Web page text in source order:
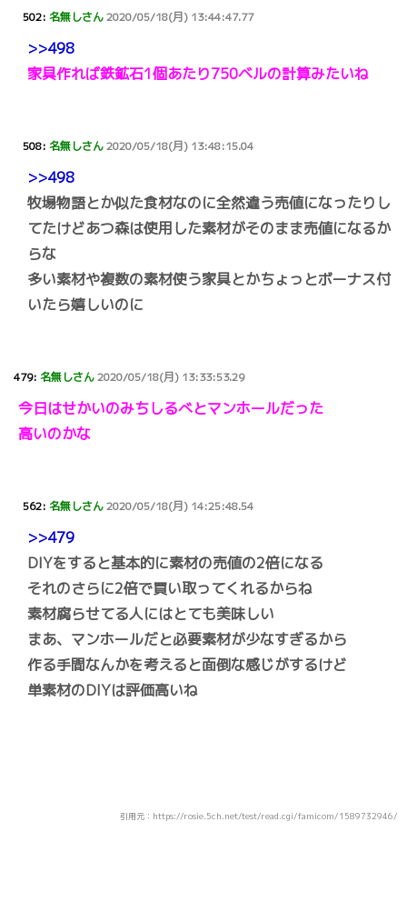
502: 名無しさん2020/05/18(月) 13:44:47.77
>>498
家具作れば鉄鉱石1個あたり750ベルの計算みたいね
508: 名無しさん2020/05/18(月) 13:48:15.04
>>498
牧場物語とか似た食材なのに全然違う売値になったりし
てたけどあつ森は使用した素材がそのまま売値になるか
らな
多い素材や複数の素材使う家具とかちょっとボーナス付
いたら嬉しいのに
479: 名無しさん2020/05/18(月) 13:33:53.29
今日はせかいのみちしるべとマンホールだった
高いのかな
562: 名無しさん2020/05/18(月) 14:25:48.54
>>479
DIYをすると基本的に素材の売値の2倍になる
それのさらに2倍で買い取ってくれるからね
素材腐らせてる人にはとても美味しい
まあ、マンホールだと必要素材が少なすぎるから
作る手間なんかを考えると面倒な感じがするけど
単素材のDIYは評価高いね
引用元：https://rosie.5ch.net/test/read.cgi/famicom/1589732946/